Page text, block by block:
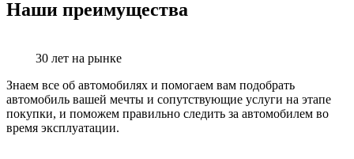
Наши преимущества
30 лет на рынке
Знаем все об автомобилях и помогаем вам подобрать
автомобиль вашей мечты и сопутствующие услуги на этапе
покупки, и поможем правильно следить за автомобилем во
время эксплуатации.